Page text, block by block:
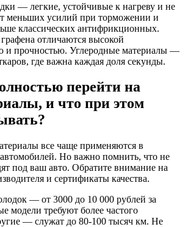
— легкие, устойчивые к нагреву и не
меньших усилий при торможении и
классических антифрикционных.
отличаются высокой
и прочностью. Углеродные материалы —
где важна каждая доля секунды.
перейти на
и что при этом
все чаще применяются в
Но важно помнить, что не
под ваш авто. Обратите внимание на
и сертификаты качества.
— от 3000 до 10 000 рублей за
модели требуют более частого
— служат до 80-100 тысяч км. Не